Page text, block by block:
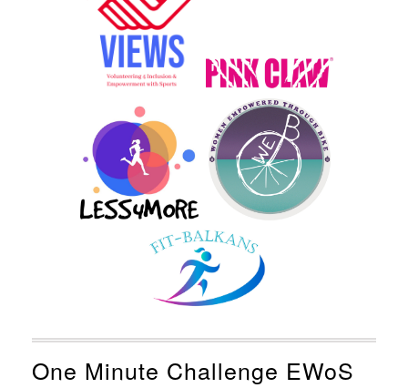
One Minute Challenge EWoS